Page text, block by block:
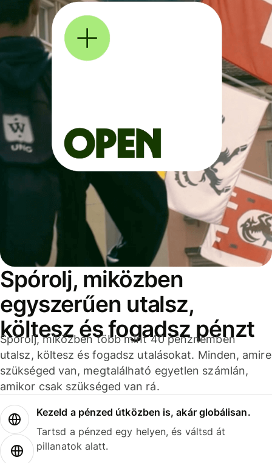
Spórolj, miközben
egyszerűen utalsz,
költesz és fogadsz pénzt
Spórolj, miközben több mint 40 pénznemben
utalsz, költesz és fogadsz utalásokat. Minden, amire
szükséged van, megtalálható egyetlen számlán,
amikor csak szükséged van rá.
Kezeld a pénzed útközben is, akár globálisan.
Tartsd a pénzed egy helyen, és váltsd át
pillanatok alatt.